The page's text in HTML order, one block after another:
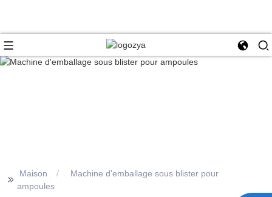
>>
Maison
Machine d'emballage sous blister pour
ampoules